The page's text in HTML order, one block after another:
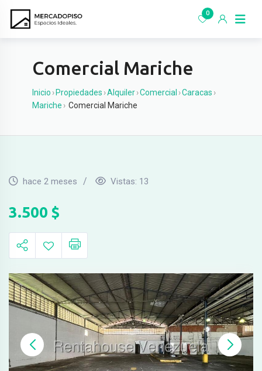
0
Comercial Mariche
Inicio › Propiedades ›Alquiler›Comercial ›Caracas ›
Mariche › Comercial Mariche
hace 2 meses Vistas: 13
3.500 $